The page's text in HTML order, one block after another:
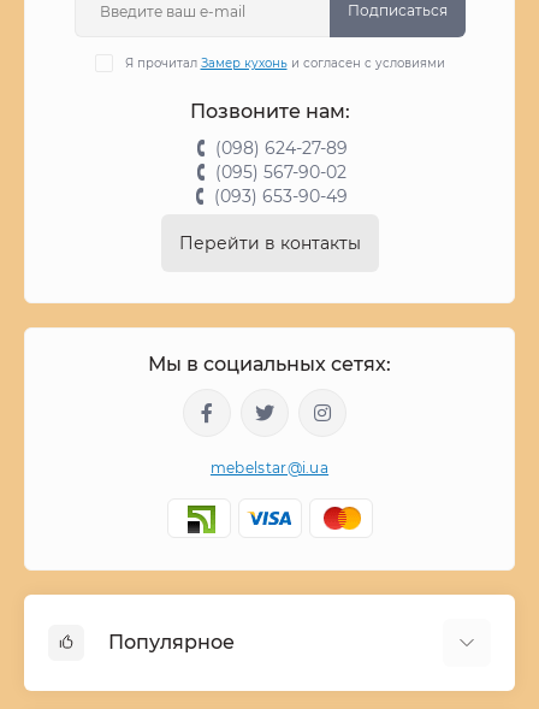
Подписаться
Я прочитал Замер кухоньи согласен с условиями
Позвоните нам:
(098) 624-27-89
(095) 567-90-02
(093) 653-90-49
Перейти в контакты
Мы в социальных сетях:
mebelstar@i.ua
Популярное